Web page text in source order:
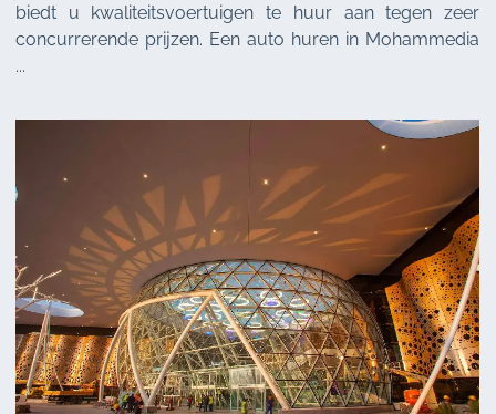
biedt u kwaliteitsvoertuigen te huur aan tegen zeer
concurrerende prijzen. Een auto huren in Mohammedia
...